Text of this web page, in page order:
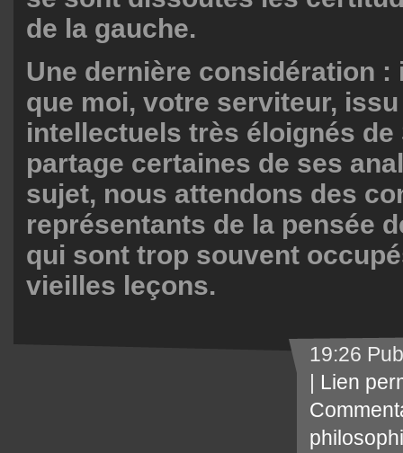
de la gauche.
Une dernière considération :
que moi, votre serviteur,
intellectuels très éloignés de
partage certaines de ses
sujet, nous attendons des
représentants de la pensée
qui sont trop souvent
vieilles leçons.
19:26
Lien